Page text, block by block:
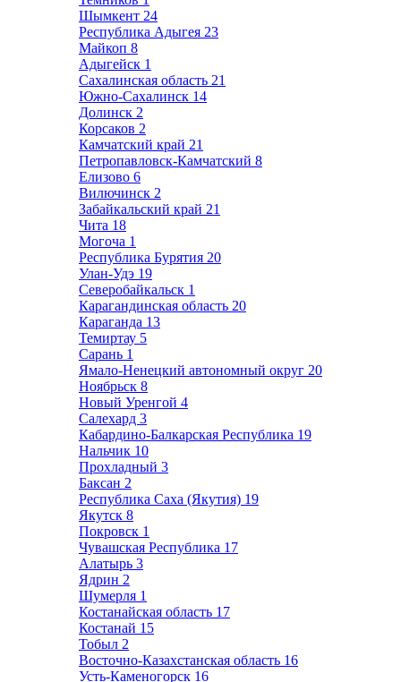
Шымкент 24
Республика Адыгея 23
Майкоп 8
Адыгейск 1
Сахалинская область 21
Южно-Сахалинск 14
Долинск 2
Корсаков 2
Камчатский край 21
Петропавловск-Камчатский 8
Елизово 6
Вилючинск 2
Забайкальский край 21
Чита 18
Могоча 1
Республика Бурятия 20
Улан-Удэ 19
Северобайкальск 1
Карагандинская область 20
Караганда 13
Темиртау 5
Сарань 1
Ямало-Ненецкий автономный округ 20
Ноябрьск 8
Новый Уренгой 4
Салехард 3
Кабардино-Балкарская Республика 19
Нальчик 10
Прохладный 3
Баксан 2
Республика Саха (Якутия) 19
Якутск 8
Покровск 1
Чувашская Республика 17
Алатырь 3
Ядрин 2
Шумерля 1
Костанайская область 17
Костанай 15
Тобыл 2
Восточно-Казахстанская область 16
Усть-Каменогорск 16